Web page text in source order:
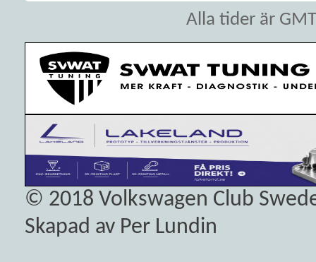
Alla tider är
© 2018 Volkswagen Club
Skapad av Per Lundin